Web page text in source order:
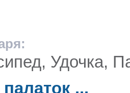
Удочка,
...